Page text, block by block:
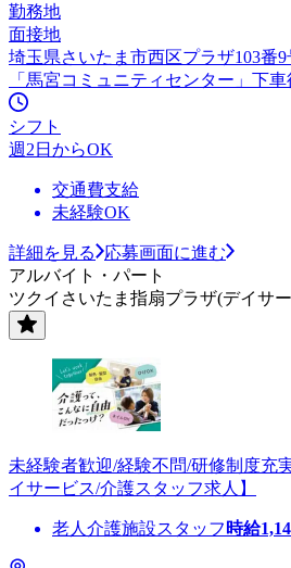
勤務地
面接地
埼玉県さいたま市西区プラザ103番9
「馬宮コミュニティセンター」下
シフト
週2日からOK
交通費支給
未経験OK
詳細を見る
応募画面に進む
アルバイト・パート
ツクイさいたま指扇プラザ(デイサ
未経験者歓迎/経験不問/研修制度充
イサービス/介護スタッフ求人】
老人介護施設スタッフ 時給